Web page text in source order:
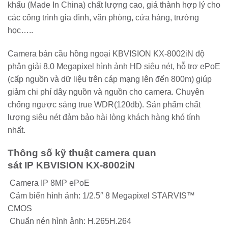
khẩu (Made In China) chất lượng cao, giá thành hợp lý cho
các công trình gia đình, văn phòng, cửa hàng, trường
học…..
Camera bán cầu hồng ngoại KBVISION KX-8002iN độ
phân giải 8.0 Megapixel hình ảnh HD siêu nét, hỗ trợ ePoE
(cấp nguồn và dữ liệu trên cáp mạng lên đến 800m) giúp
giảm chi phí dây nguồn và nguồn cho camera. Chuyên
chống ngược sáng true WDR(120db). Sản phẩm chất
lượng siêu nét đảm bảo hài lòng khách hàng khó tính
nhất.
Thông số kỹ thuật camera quan
sát IP KBVISION KX-8002iN
Camera IP 8MP ePoE
Cảm biến hình ảnh: 1/2.5″ 8 Megapixel STARVIS™
CMOS
Chuẩn nén hình ảnh: H.265H.264